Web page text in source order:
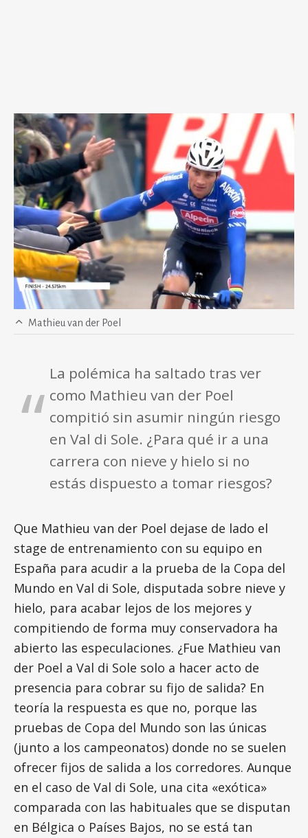
Mathieu van der Poel
La polémica ha saltado tras ver
como Mathieu van der Poel
compitió sin asumir ningún riesgo
en Val di Sole. ¿Para qué ir a una
carrera con nieve y hielo si no
estás dispuesto a tomar riesgos?
Que Mathieu van der Poel dejase de lado el
stage de entrenamiento con su equipo en
España para acudir a la prueba de la Copa del
Mundo en Val di Sole, disputada sobre nieve y
hielo, para acabar lejos de los mejores y
compitiendo de forma muy conservadora ha
abierto las especulaciones. ¿Fue Mathieu van
der Poel a Val di Sole solo a hacer acto de
presencia para cobrar su fijo de salida? En
teoría la respuesta es que no, porque las
pruebas de Copa del Mundo son las únicas
(junto a los campeonatos) donde no se suelen
ofrecer fijos de salida a los corredores. Aunque
en el caso de Val di Sole, una cita «exótica»
comparada con las habituales que se disputan
en Bélgica o Países Bajos, no se está tan